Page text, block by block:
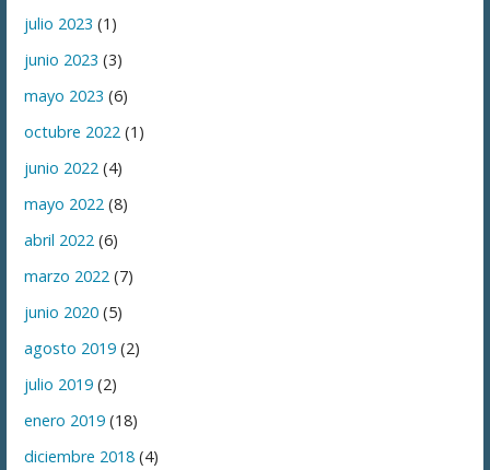
julio 2023 (1)
junio 2023 (3)
mayo 2023 (6)
octubre 2022 (1)
junio 2022 (4)
mayo 2022 (8)
abril 2022 (6)
marzo 2022 (7)
junio 2020 (5)
agosto 2019 (2)
julio 2019 (2)
enero 2019 (18)
diciembre 2018 (4)